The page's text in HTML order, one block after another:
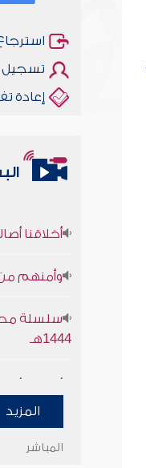
إعادة
1444هـ
وأمنهم
سلسلة
المزيد
المباشر